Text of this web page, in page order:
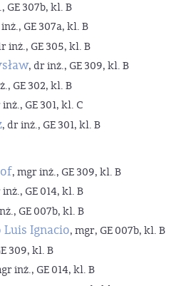
GE 307b, kl. B
GE 307a, kl. B
inż., GE 305, kl. B
, dr inż., GE 309, kl. B
GE 302, kl. B
GE 301, kl. C
, dr inż., GE 301, kl. B
, mgr inż., GE 309, kl. B
GE 014, kl. B
GE 007b, kl. B
Ignacio, mgr, GE 007b, kl. B
309, kl. B
inż., GE 014, kl. B